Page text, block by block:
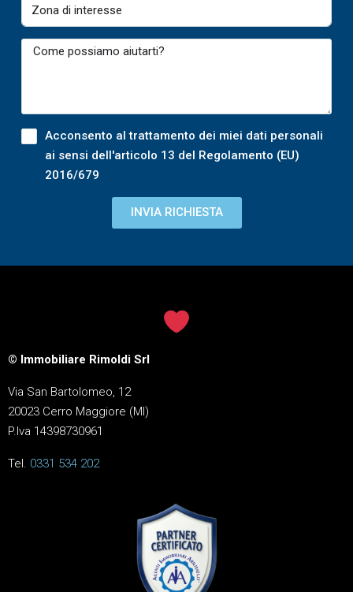
Acconsento al trattamento dei miei dati personali
ai sensi dell'articolo 13 del Regolamento (EU)
2016/679
INVIA RICHIESTA
© Immobiliare Rimoldi Srl
Via San Bartolomeo, 12
20023 Cerro Maggiore (MI)
P.Iva 14398730961
Tel. 0331 534 202